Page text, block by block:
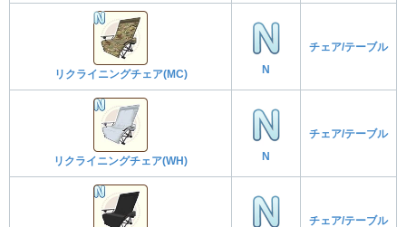
リクライニングチェア(MC) N
チェア/テーブル
リクライニングチェア(WH) N
チェア/テーブル
チェア/テーブル